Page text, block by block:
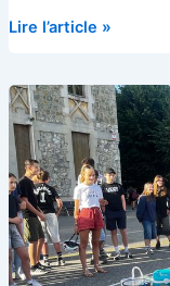
Médailles
Lire l’article »